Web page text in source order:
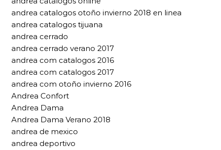
andrea catalogos otoño invierno 2018 en linea
andrea catalogos tijuana
andrea cerrado
andrea cerrado verano 2017
andrea com catalogos 2016
andrea com catalogos 2017
andrea com otoño invierno 2016
Andrea Confort
Andrea Dama
Andrea Dama Verano 2018
andrea de mexico
andrea deportivo